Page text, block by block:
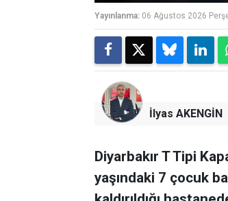
Yayınlanma: 06 Ağustos 2026
İlyas AKENGİN
Diyarbakır T Tipi
yaşındaki 7 çocuk